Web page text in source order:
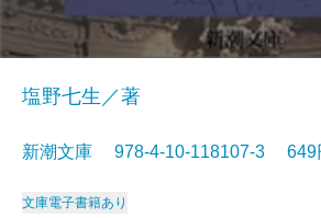
塩野七生／著
新潮文庫 978-4-10-118107-3
文庫電子書籍あり